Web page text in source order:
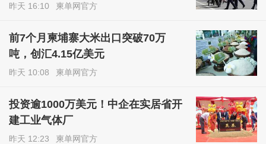
昨天 16:10 柬单网官方
前7个月柬埔寨大米出口突破70万
吨，创汇4.15亿美元
昨天 10:08 柬单网官方
投资逾1000万美元！中企在实居省开
建工业气体厂
昨天 12:23 柬单网官方